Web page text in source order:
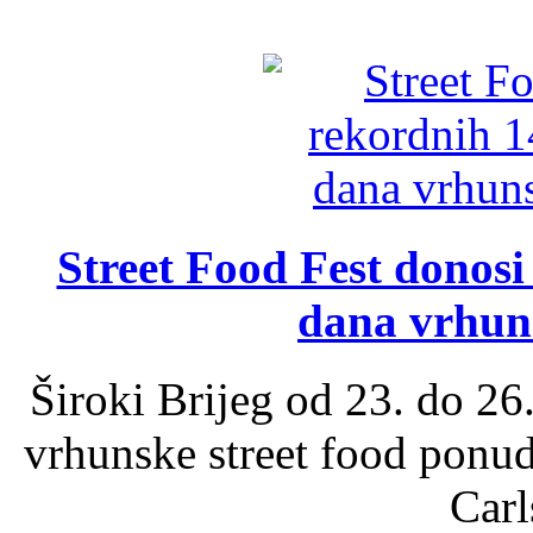
Street Food Fest
dana
Široki Brijeg od 23. do
vrhunske street food